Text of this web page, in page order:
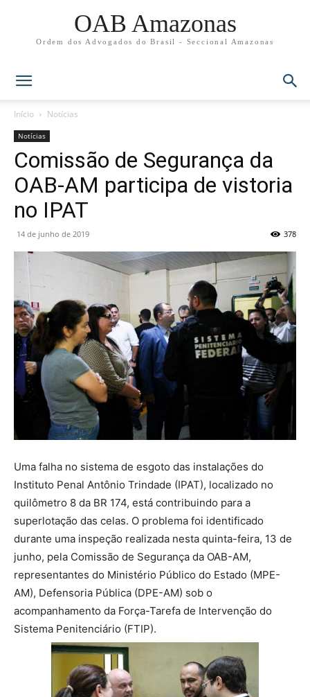
OAB Amazonas
Ordem dos Advogados do Brasil - Seccional Amazonas
Início Notícias
Notícias
Comissão de Segurança da
OAB-AM participa de vistoria
no IPAT
14 de junho de 2019 378
Uma falha no sistema de esgoto das instalações do
Instituto Penal Antônio Trindade (IPAT), localizado no
quilômetro 8 da BR 174, está contribuindo para a
superlotação das celas. O problema foi identificado
durante uma inspeção realizada nesta quinta-feira, 13 de
junho, pela Comissão de Segurança da OAB-AM,
representantes do Ministério Público do Estado (MPE-
AM), Defensoria Pública (DPE-AM) sob o
acompanhamento da Força-Tarefa de Intervenção do
Sistema Penitenciário (FTIP).